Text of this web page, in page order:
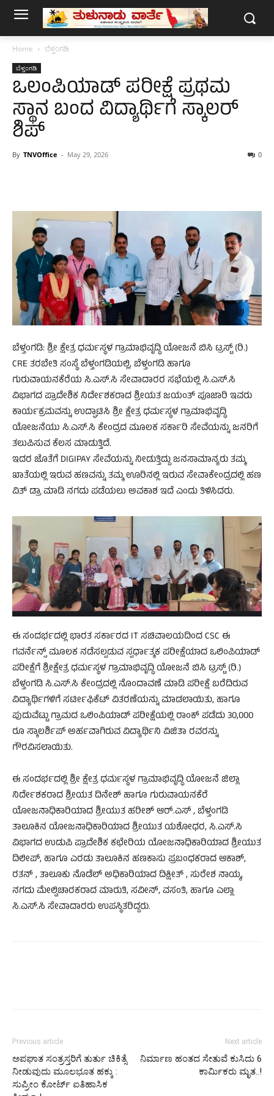
Home ಬೆಳ್ತಂಗಡಿ
ಬೆಳ್ತಂಗಡಿ
ಒಲಂಪಿಯಾಡ್ ಪರೀಕ್ಷೆ ಪ್ರಥಮ
ಸ್ಥಾನ ಬಂದ ವಿದ್ಯಾರ್ಥಿಗೆ ಸ್ಕಾಲರ್
ಶಿಪ್
By TNVOffice - May 29, 2026 0
ಬೆಳ್ತಂಗಡಿ: ಶ್ರೀ ಕ್ಷೇತ್ರ ಧರ್ಮಸ್ಥಳ ಗ್ರಾಮಾಭಿವೃದ್ಧಿ ಯೋಜನೆ ಬಿಸಿ ಟ್ರಸ್ಟ್ (ರಿ.)
CRE ತರಬೇತಿ ಸಂಸ್ಥೆ ಬೆಳ್ತಂಗಡಿಯಲ್ಲಿ, ಬೆಳ್ತಂಗಡಿ ಹಾಗೂ
ಗುರುವಾಯನಕೆರೆಯ ಸಿ.ಎಸ್.ಸಿ ಸೇವಾದಾರರ ಸಭೆಯಲ್ಲಿ ಸಿ.ಎಸ್.ಸಿ
ವಿಭಾಗದ ಪ್ರಾದೇಶಿಕ ನಿರ್ದೇಶಕರಾದ ಶ್ರೀಯತ ಜಯಂತ್ ಪೂಜಾರಿ ಇವರು
ಕಾರ್ಯಕ್ರಮವನ್ನು ಉದ್ಘಾಟಿಸಿ ಶ್ರೀ ಕ್ಷೇತ್ರ ಧರ್ಮಸ್ಥಳ ಗ್ರಾಮಾಭಿವೃದ್ಧಿ
ಯೋಜನೆಯು ಸಿ.ಎಸ್.ಸಿ ಕೇಂದ್ರದ ಮೂಲಕ ಸರ್ಕಾರಿ ಸೇವೆಯನ್ನು ಜನರಿಗೆ
ತಲುಪಿಸುವ ಕೆಲಸ ಮಾಡುತ್ತಿದೆ.
ಇದರ ಜೊತೆಗೆ DIGIPAY ಸೇವೆಯನ್ನು ನೀಡುತ್ತಿದ್ದು ಜನಸಾಮಾನ್ಯರು ತಮ್ಮ
ಖಾತೆಯಲ್ಲಿ ಇರುವ ಹಣವನ್ನು ತಮ್ಮ ಊರಿನಲ್ಲಿ ಇರುವ ಸೇವಾಕೇಂದ್ರದಲ್ಲಿ ಹಣ
ವಿತ್ ಡ್ರಾ ಮಾಡಿ ನಗದು ಪಡೆಯಲು ಅವಕಾಶ ಇದೆ ಎಂದು ತಿಳಿಸಿದರು.
ಈ ಸಂದರ್ಭದಲ್ಲಿ ಭಾರತ ಸರ್ಕಾರದ IT ಸಚಿವಾಲಯದಿಂದ CSC ಈ
ಗವರ್ನೆನ್ಸ್ ಮೂಲಕ ನಡೆಸಲ್ಪಡುವ ಸ್ಪರ್ಧಾತ್ಮಕ ಪರೀಕ್ಷೆಯಾದ ಒಲಿಂಪಿಯಾಡ್
ಪರೀಕ್ಷೆಗೆ ಶ್ರೀಕ್ಷೇತ್ರ ಧರ್ಮಸ್ಥಳ ಗ್ರಾಮಾಭಿವೃದ್ಧಿ ಯೋಜನೆ ಬಿಸಿ ಟ್ರಸ್ಟ್ (ರಿ.)
ಬೆಳ್ತಂಗಡಿ ಸಿ.ಎಸ್.ಸಿ ಕೇಂದ್ರದಲ್ಲಿ ನೊಂದಾವಣೆ ಮಾಡಿ ಪರೀಕ್ಷೆ ಬರೆದಿರುವ
ವಿದ್ಯಾರ್ಥಿಗಳಿಗೆ ಸರ್ಟೀಫಿಕೆಟ್ ವಿತರಣೆಯನ್ನು ಮಾಡಲಾಯಿತು, ಹಾಗೂ
ಪುದುವೆಟ್ಟು ಗ್ರಾಮದ ಒಲಿಂಪಿಯಾಡ್ ಪರೀಕ್ಷೆಯಲ್ಲಿ ರಾಂಕ್ ಪಡೆದು 30,000
ರೂ ಸ್ಕಾಲರ್ಶಿಪ್ ಅರ್ಹವಾಗಿರುವ ವಿದ್ಯಾರ್ಥಿನಿ ವಿಜಿತಾ ರವರನ್ನು
ಗೌರವಿಸಲಾಯಿತು.
ಈ ಸಂದರ್ಭದಲ್ಲಿ ಶ್ರೀ ಕ್ಷೇತ್ರ ಧರ್ಮಸ್ಥಳ ಗ್ರಾಮಾಭಿವೃದ್ಧಿ ಯೋಜನೆ ಜಿಲ್ಲಾ
ನಿರ್ದೇಶಕರಾದ ಶ್ರೀಯತ ದಿನೇಶ್ ಹಾಗೂ ಗುರುವಾಯನಕೆರೆ
ಯೋಜನಾಧಿಕಾರಿಯಾದ ಶ್ರೀಯುತ ಹರೀಶ್ ಆರ್.ಎಸ್ , ಬೆಳ್ತಂಗಡಿ
ತಾಲೂಕಿನ ಯೋಜನಾಧಿಕಾರಿಯಾದ ಶ್ರೀಯುತ ಯಶೋಧರ, ಸಿ.ಎಸ್.ಸಿ
ವಿಭಾಗದ ಉಡುಪಿ ಪ್ರಾದೇಶಿಕ ಕಛೇರಿಯ ಯೋಜನಾಧಿಕಾರಿಯಾದ ಶ್ರೀಯುತ
ದಿಲೀಪ್, ಹಾಗೂ ಎರಡು ತಾಲೂಕಿನ ಹಣಕಾಸು ಪ್ರಬಂಧಕರಾದ ಆಕಾಶ್,
ರತನ್ , ತಾಲೂಕು ನೊಡೆಲ್ ಅಧಿಕಾರಿಯಾದ ದಿಕ್ಷೀತ್ , ಸುರೇಶ ನಾಯ್ಕ,
ನಗದು ಮೇಲ್ವಿಚಾರಕರಾದ ಮಾರುತಿ, ಸವೀನ್, ವಸಂತಿ, ಹಾಗೂ ಎಲ್ಲಾ
ಸಿ.ಎಸ್.ಸಿ ಸೇವಾದಾರರು ಉಪಸ್ಥಿತರಿದ್ದರು.
Previous article
ಅಪಘಾತ ಸಂತ್ರಸ್ತರಿಗೆ ತುರ್ತು ಚಿಕಿತ್ಸೆ
ನೀಡುವುದು ಮೂಲಭೂತ ಹಕ್ಕು :
ಸುಪ್ರೀಂ ಕೋರ್ಟ್ ಐತಿಹಾಸಿಕ
Next article
ನಿರ್ಮಾಣ ಹಂತದ ಸೇತುವೆ ಕುಸಿದು 6
ಕಾರ್ಮಿಕರು ಮೃತ..!